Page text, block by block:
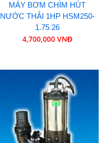
MÁY BƠM CHÌM HÚT
NƯỚC THẢI 1HP HSM250-
1.75 26
4,700,000 VNĐ